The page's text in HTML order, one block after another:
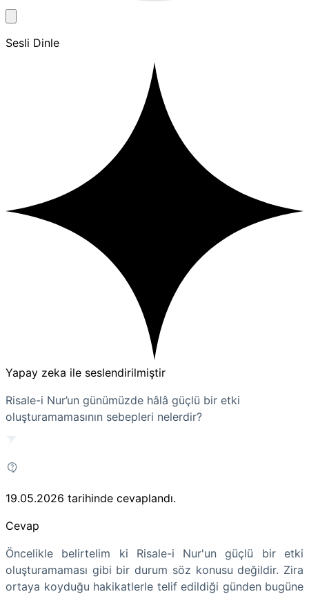
Sesli Dinle
Yapay zeka ile seslendirilmiştir
Risale-i Nur’un günümüzde hâlâ güçlü bir etki
oluşturamamasının sebepleri nelerdir?
19.05.2026 tarihinde cevaplandı.
Cevap
Öncelikle belirtelim ki Risale-i Nur'un güçlü bir etki
oluşturamaması gibi bir durum söz konusu değildir. Zira
ortaya koyduğu hakikatlerle telif edildiği günden bugüne